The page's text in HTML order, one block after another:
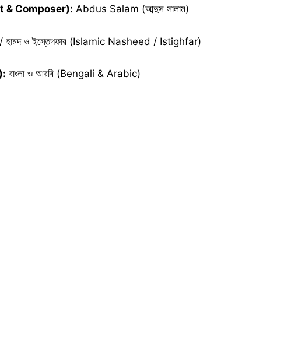
& Composer): Abdus Salam (আব্দুস সালাম)
/ হামদ ও ইস্তেগফার (Islamic Nasheed / Istighfar)
বাংলা ও আরবি (Bengali & Arabic)